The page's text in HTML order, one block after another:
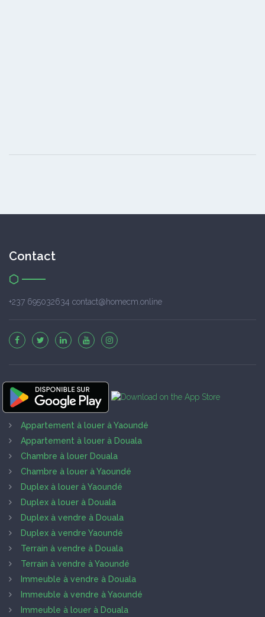
Contact
+237 695032634 contact@homecm.online
Appartement à louer à Yaoundé
Appartement à louer à Douala
Chambre à louer Douala
Chambre à louer à Yaoundé
Duplex à louer à Yaoundé
Duplex à louer à Douala
Duplex à vendre à Douala
Duplex à vendre Yaoundé
Terrain à vendre à Douala
Terrain à vendre à Yaoundé
Immeuble à vendre à Douala
Immeuble à vendre à Yaoundé
Immeuble à louer à Douala